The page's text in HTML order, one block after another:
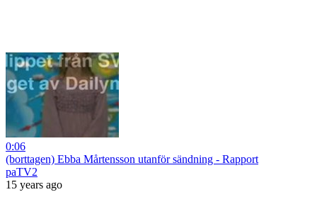
0:06
(borttagen) Ebba Mårtensson utanför sändning - Rapport
paTV2
15 years ago